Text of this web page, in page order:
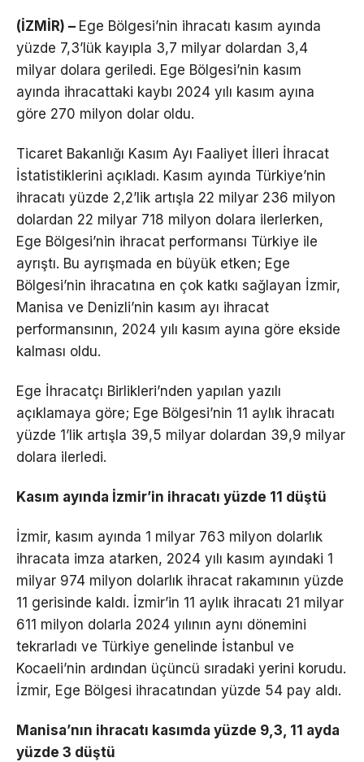
(İZMİR) – Ege Bölgesi’nin ihracatı kasım ayında
yüzde 7,3’lük kayıpla 3,7 milyar dolardan 3,4
milyar dolara geriledi. Ege Bölgesi’nin kasım
ayında ihracattaki kaybı 2024 yılı kasım ayına
göre 270 milyon dolar oldu.
Ticaret Bakanlığı Kasım Ayı Faaliyet İlleri İhracat
İstatistiklerini açıkladı. Kasım ayında Türkiye’nin
ihracatı yüzde 2,2’lik artışla 22 milyar 236 milyon
dolardan 22 milyar 718 milyon dolara ilerlerken,
Ege Bölgesi’nin ihracat performansı Türkiye ile
ayrıştı. Bu ayrışmada en büyük etken; Ege
Bölgesi’nin ihracatına en çok katkı sağlayan İzmir,
Manisa ve Denizli’nin kasım ayı ihracat
performansının, 2024 yılı kasım ayına göre ekside
kalması oldu.
Ege İhracatçı Birlikleri’nden yapılan yazılı
açıklamaya göre; Ege Bölgesi’nin 11 aylık ihracatı
yüzde 1’lik artışla 39,5 milyar dolardan 39,9 milyar
dolara ilerledi.
Kasım ayında İzmir’in ihracatı yüzde 11 düştü
İzmir, kasım ayında 1 milyar 763 milyon dolarlık
ihracata imza atarken, 2024 yılı kasım ayındaki 1
milyar 974 milyon dolarlık ihracat rakamının yüzde
11 gerisinde kaldı. İzmir’in 11 aylık ihracatı 21 milyar
611 milyon dolarla 2024 yılının aynı dönemini
tekrarladı ve Türkiye genelinde İstanbul ve
Kocaeli’nin ardından üçüncü sıradaki yerini korudu.
İzmir, Ege Bölgesi ihracatından yüzde 54 pay aldı.
Manisa’nın ihracatı kasımda yüzde 9,3, 11 ayda
yüzde 3 düştü